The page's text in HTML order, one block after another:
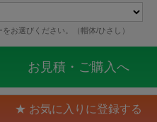
をお選びください。（帽体/ひさし）
お見積・ご購入へ
お気に入りに登録する